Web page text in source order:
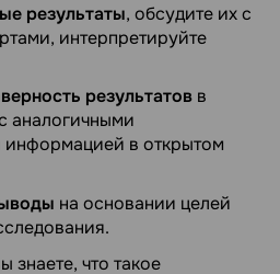
результаты, обсудите их с
интерпретируйте
результатов в
аналогичными
в открытом
на основании целей
знаете, что такое